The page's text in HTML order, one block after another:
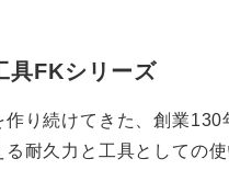
具FKシリーズ
り続けてきた、創業
耐久力と工具としての